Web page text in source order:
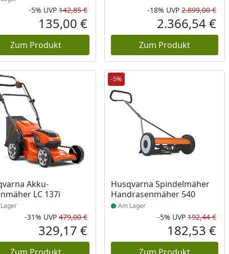
Rabatt in Prozent
-5%
Ursprünglicher Preis
UVP 142,85 €
Aktueller Preis
135,00 €
Zum Produkt
-18% UVP 2.899,00 €
2.366,54 €
Zum Produkt
Preis
Akku-
LC 137i
am Lager
Rabatt in Prozent
-31%
Ursprünglicher Preis
UVP 479,00 €
Aktueller Preis
329,17 €
-5%
Husqvarna Spindelmäher
Handrasenmäher 540
Produkt am Lager
Am Lager
-5% UVP 192,44 €
182,53 €